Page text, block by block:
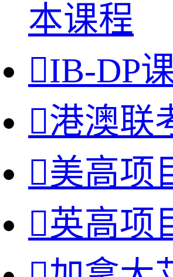
本课程
IB-DP
港澳联
美高项
英高项